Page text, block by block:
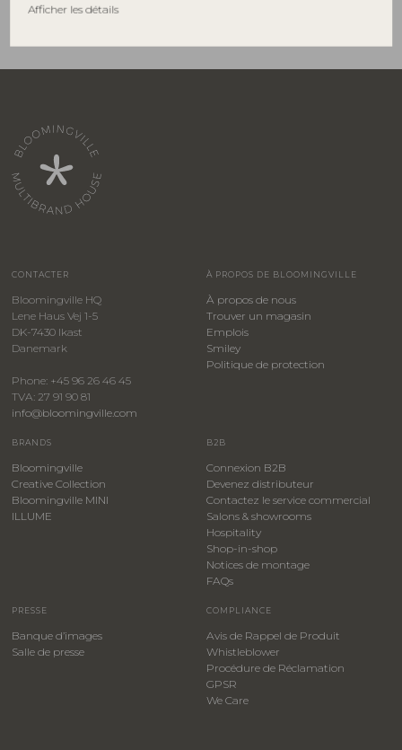
Afficher les détails
CONTACTER
Bloomingville HQ
Lene Haus Vej 1-5
DK-7430 Ikast
Danemark
Phone: +45 96 26 46 45
TVA: 27 91 90 81
info@bloomingville.com
À PROPOS DE BLOOMINGVILLE
À propos de nous
Trouver un magasin
Emplois
Smiley
​Politique de protection
BRANDS
Bloomingville
Creative Collection
Bloomingville MINI
ILLUME
B2B
Connexion B2B
Devenez distributeur
Contactez le service commercial
Salons & showrooms
Hospitality
​Shop-in-shop
Notices de montage
FAQs
PRESSE
Banque d’images
Salle de presse
COMPLIANCE
Avis de Rappel de Produit
Whistleblower
​Procédure de Réclamation
GPSR
We Care